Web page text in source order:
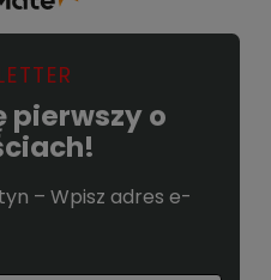
pierwszy o
– Wpisz adres e-